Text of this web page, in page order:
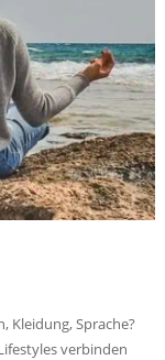
Kleidung, Sprache?
verbinden